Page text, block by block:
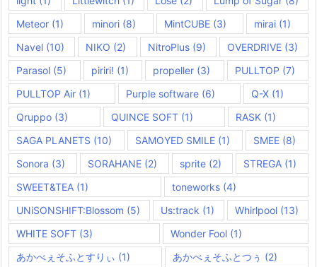
Meteor (1) minori(8) MintCUBE(3) mirai (1)
Navel (10) NIKO (2) NitroPlus(9) OVERDRIVE(3)
Parasol (5) piriri! (1) propeller (3) PULLTOP (7)
PULLTOP Air (1) Purple software (6) Q-X(1)
Qruppo (3) QUINCE SOFT(1) RASK (1)
SAGA PLANETS (10) SAMOYED SMILE (1) SMEE (8)
Sonora (3) SORAHANE(2) sprite(2) STREGA (1)
SWEET&TEA (1) toneworks(4)
UNiSONSHIFT:Blossom (5) Us:track (1) Whirlpool (13)
WHITE SOFT (3) Wonder Fool(1)
あかべぇそふとすりぃ (1) あかべぇそふとつぅ (2)